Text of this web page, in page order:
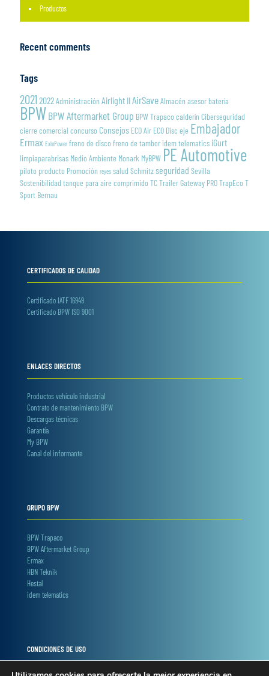
Productos
Recent comments
Tags
2021 2022Administración Airlight IIAirSaveAlmacén asesor batería
BPWBPW Aftermarket Group BPW Trapaco calderín Ciberseguridad
cierre comercial concurso Consejos ECO Air ECO Disc eje Embajador
Ermax ExlePower freno de disco freno de tambor idem telematics iGurt
limpiaparabrisas Medio Ambiente Monark MyBPW PE Automotive
piloto producto Promoción reyes salud Schmitzseguridad Sevilla
Sostenibilidad tanque para aire comprimido TC Trailer Gateway PROTrapEco T
Sport Bernau
CERTIFICADOS DE CALIDAD
Certificado IATF 16949
Certificado BPW ISO 9001
ENLACES DIRECTOS
Productos vehículo industrial
Contrato de mantenimiento BPW
Descargas técnicas
Garantía
My BPW
Canal del informante
GRUPO BPW
BPW Trapaco
BPW Aftermarket Group
Ermax
HBN Teknik
Hestal
idem telematics
CONDICIONES DE USO